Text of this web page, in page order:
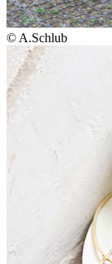
© A.Schlub